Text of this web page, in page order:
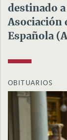
destinado a
Asociación
Española
OBITUARIOS